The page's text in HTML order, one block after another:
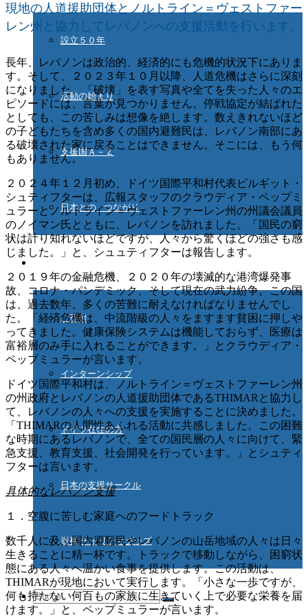
設立５０年
活動の始まり
支援国Ａ－Ｚ
日本との つながり
ご協力ください
ご寄付
インターンシップ
ドイツ在住の方
日本の支援サークル
資料 チャリティグッズ
Suche
現地の人道援助団体とノルトライン＝ヴェストファー
レン州と協力してレバノンへの支援活動を行います。
長年、レバノンは政治的、経済的にも危機的状況下にありま
す。そして、２０２３年１０月以降、人道危機はさらに深刻
になりました。「破壊」を表す写真や全てを失った人々のエ
ピソードには、言葉が見つかりません。停戦協定が結ばれた
としても、この苦しみは想像を絶します。数えきれないほど
の子どもたちを含め多くの国内避難民は、レバノン南部にあ
る破壊された家に戻ることはできません。そこには、もう何
もありません。
２０２４年１２月初め、ドイツ国際平和村代表ビルギット・
シュティフターは、広報スタッフのクラウディア・ペップミ
ュラーとノルトライン＝ヴェストファーレン州の州議会議員
のノイマン氏とともに、レバノンを訪れました。「国民の窮
状は計り知れないほどですが、人々から驚くほどの強さも感
じました。」と、シュュティフターは報告します。
２０１９年の金融危機、２０２０年の壊滅的な港湾爆発事
故、コロナ・パンデミック、そして現在の武力紛争。この国
は、過去数年、多くの苦難に耐えなければなりませんでし
た。「経済危機は、中流階級の人々をますます貧困に押しや
ってきました。健康保険システムは機能しておらず、医療は
富裕層のみ手に入れることができます。」とクラウディア・
ペップミュラーが言います。
ドイツ国際平和村は、ノルトライン＝ヴェストファーレン州
の州政府とレバノンの人道援助団体であるTHIMARと協力し
て、レバノンの人々への支援を実施することに決めました。
「THIMARの人間性あふれる活動に共感しました。この困難
な時期にあるレバノンで、全ての国民層の人々に向けて、緊
急支援、教育支援、社会開発を行っています。」とシュティ
フターは言います。
具体的なレバノン支援
１．空腹に苦しむ家庭へのフードトラック
数千人に及ぶ国内避難民やレバノンの山岳地域の人々は日々
生きることに精一杯です。トラックで移動しながら、困窮状
態にある人々へ温かい食事を提供します。この活動は、
THIMARが現地において実行します。「小さな一歩ですが、
何も持たない何百もの家族に生きていく上で必要な栄養を届
けます。」と、ペップミュラーが言います。